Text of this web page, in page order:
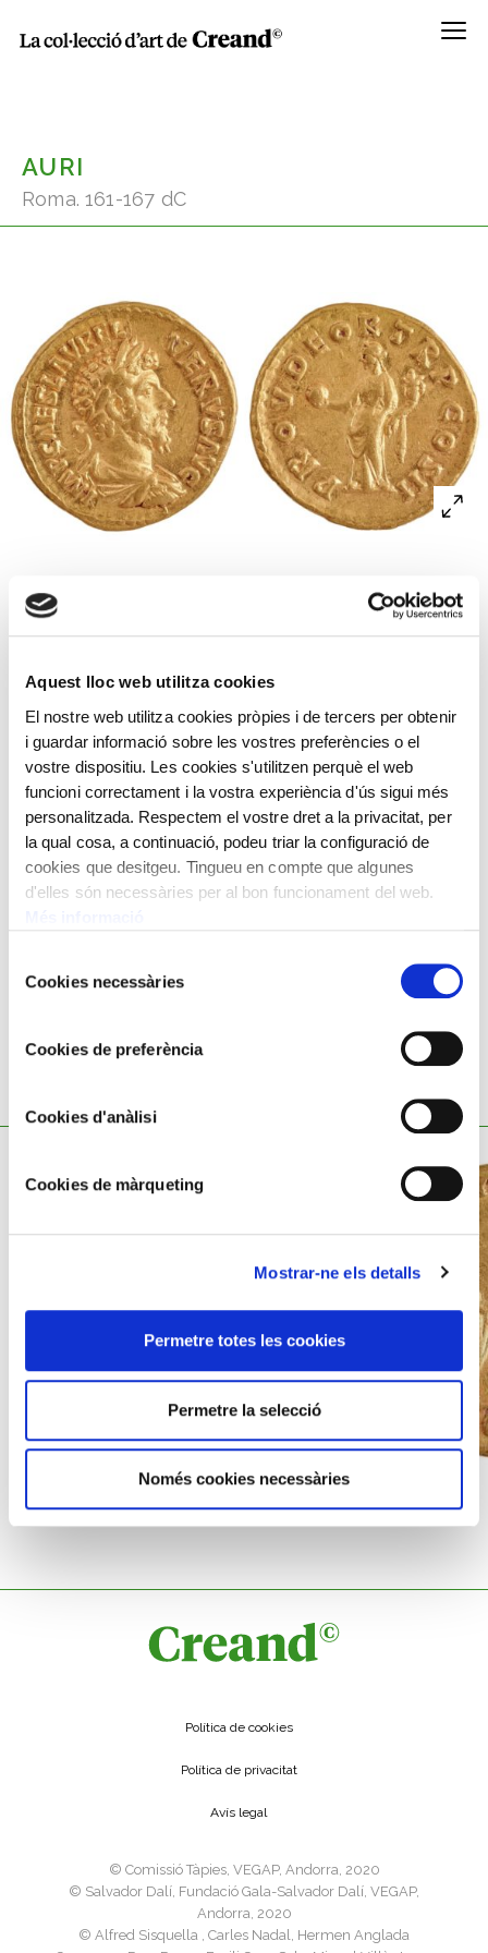
Aquest lloc web utilitza cookies
El nostre web utilitza cookies pròpies i de tercers per obtenir
i guardar informació sobre les vostres preferències o el
vostre dispositiu. Les cookies s'utilitzen perquè el web
funcioni correctament i la vostra experiència d'ús sigui més
personalitzada. Respectem el vostre dret a la privacitat, per
la qual cosa, a continuació, podeu triar la configuració de
cookies que desitgeu. Tingueu en compte que algunes
d'elles són necessàries per al bon funcionament del web.
deCookies necessàries
Cookies de preferència
Cookies d'anàlisi
Cookies de màrqueting
Mostrar-ne els detalls
Permetre totes les cookies
Permetre la selecció
Només cookies necessàries
Menú
AURI
Roma. 161-167 dC
cuirassa envoltat per la llegenda IMP(erator) CAES(ar)
L(ucius) AVREL(ius) VERVS AVG(ustus) i una gràfila de
amb un orbe a la mà dreta i una cornucòpia a l’esquerra,
envoltada per la llegenda PROV(identia) DEOR(um)
TR(ibunitia) P(otestate) CO(n)S(ul) II i una gràfila de
punts.
Encunyat per Luci Aureli Ver, emperador romà.
Roma. 161-167 dC
TAMBÉ ET POT INTERESSAR
Roma. 161 dC
Política de cookies
Política de privacitat
Avís legal
©️ Comissió Tàpies, VEGAP, Andorra, 2020
©️ Salvador Dalí, Fundació Gala-Salvador Dalí, VEGAP,
Andorra, 2020
©️ Alfred Sisquella , Carles Nadal, Hermen Anglada